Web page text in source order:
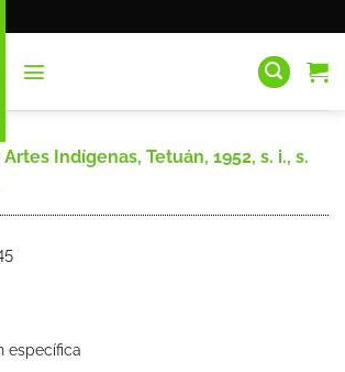
Artes Indígenas, Tetuán, 1952, s. i., s.
específica